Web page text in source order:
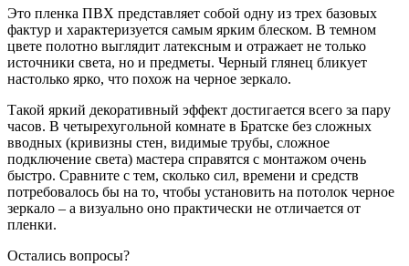
Это пленка ПВХ представляет собой одну из трех базовых
фактур и характеризуется самым ярким блеском. В темном
цвете полотно выглядит латексным и отражает не только
источники света, но и предметы. Черный глянец бликует
настолько ярко, что похож на черное зеркало.
Такой яркий декоративный эффект достигается всего за пару
часов. В четырехугольной комнате в Братске без сложных
вводных (кривизны стен, видимые трубы, сложное
подключение света) мастера справятся с монтажом очень
быстро. Сравните с тем, сколько сил, времени и средств
потребовалось бы на то, чтобы установить на потолок черное
зеркало – а визуально оно практически не отличается от
пленки.
Остались вопросы?